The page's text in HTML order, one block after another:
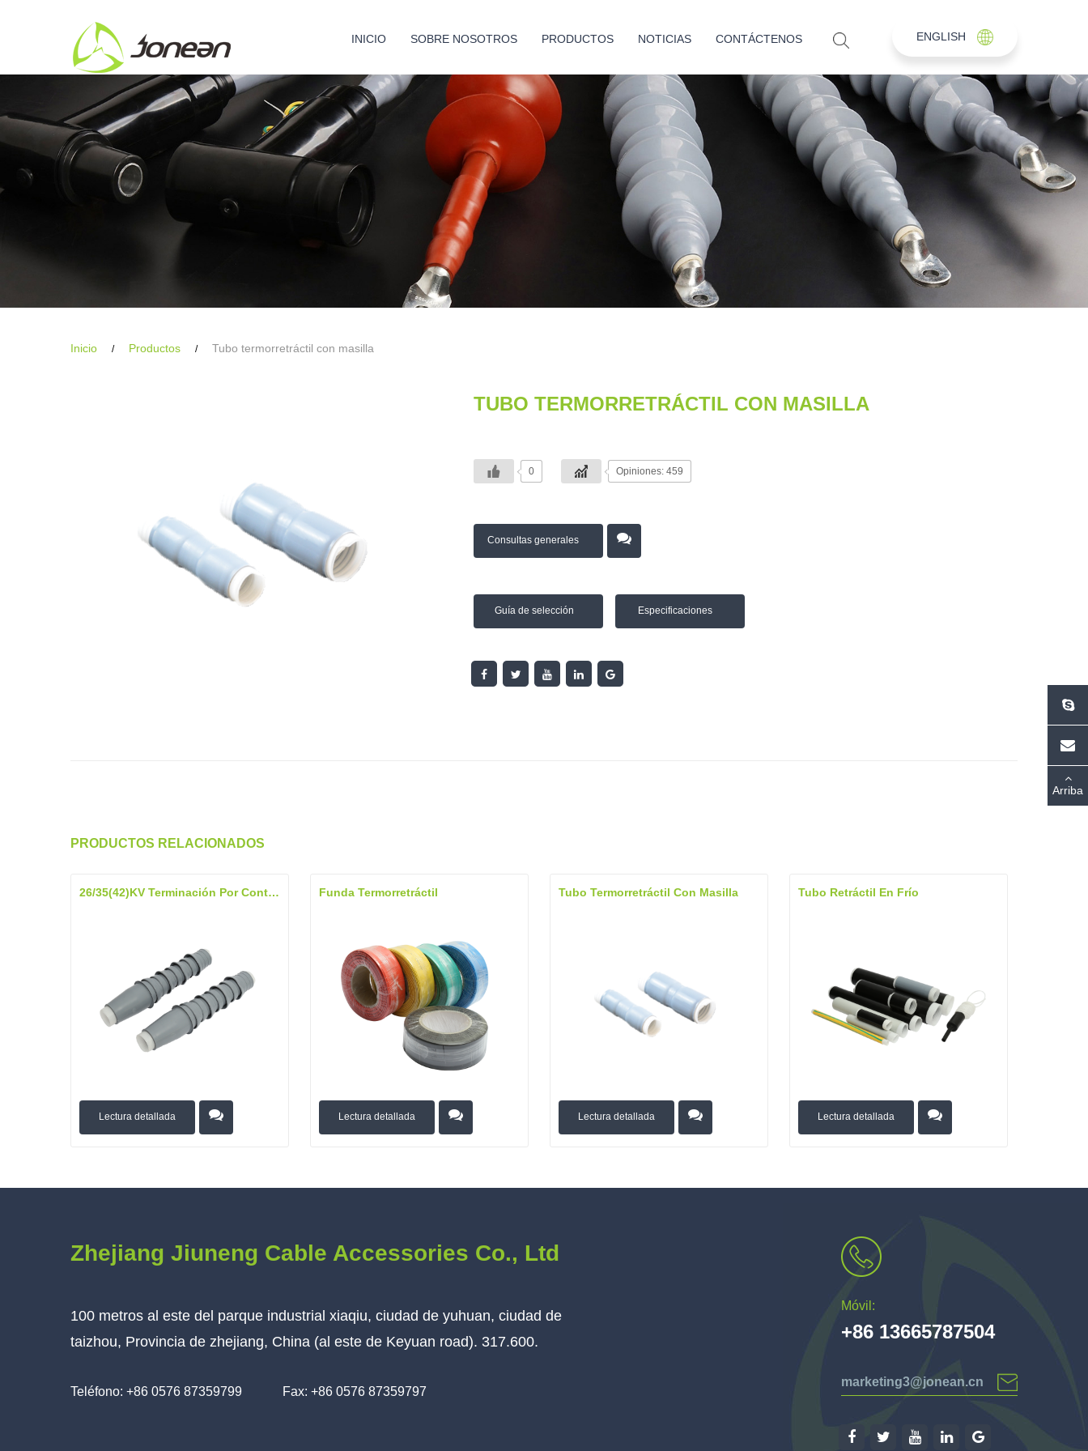
INICIO SOBRE NOSOTROS PRODUCTOS NOTICIAS CONTÁCTENOS ENGLISH
Inicio / Productos / Tubo termorretráctil con masilla
TUBO TERMORRETRÁCTIL CON MASILLA
0 Opiniones: 459
Consultas generales
Guía de selección Especificaciones
PRODUCTOS RELACIONADOS
26/35(42)kV Terminación Por Contracción En Frío, Exterior
Lectura detallada
Funda Termorretráctil
Lectura detallada
Tubo Termorretráctil Con Masilla
Lectura detallada
Tubo Retráctil En Frío
Lectura detallada
Zhejiang Jiuneng Cable Accessories Co., Ltd
100 metros al este del parque industrial xiaqiu, ciudad de yuhuan, ciudad de
taizhou, Provincia de zhejiang, China (al este de Keyuan road). 317.600.
Teléfono: +86 0576 87359799 Fax: +86 0576 87359797
Móvil:
+86 13665787504
marketing3@jonean.cn
Arriba